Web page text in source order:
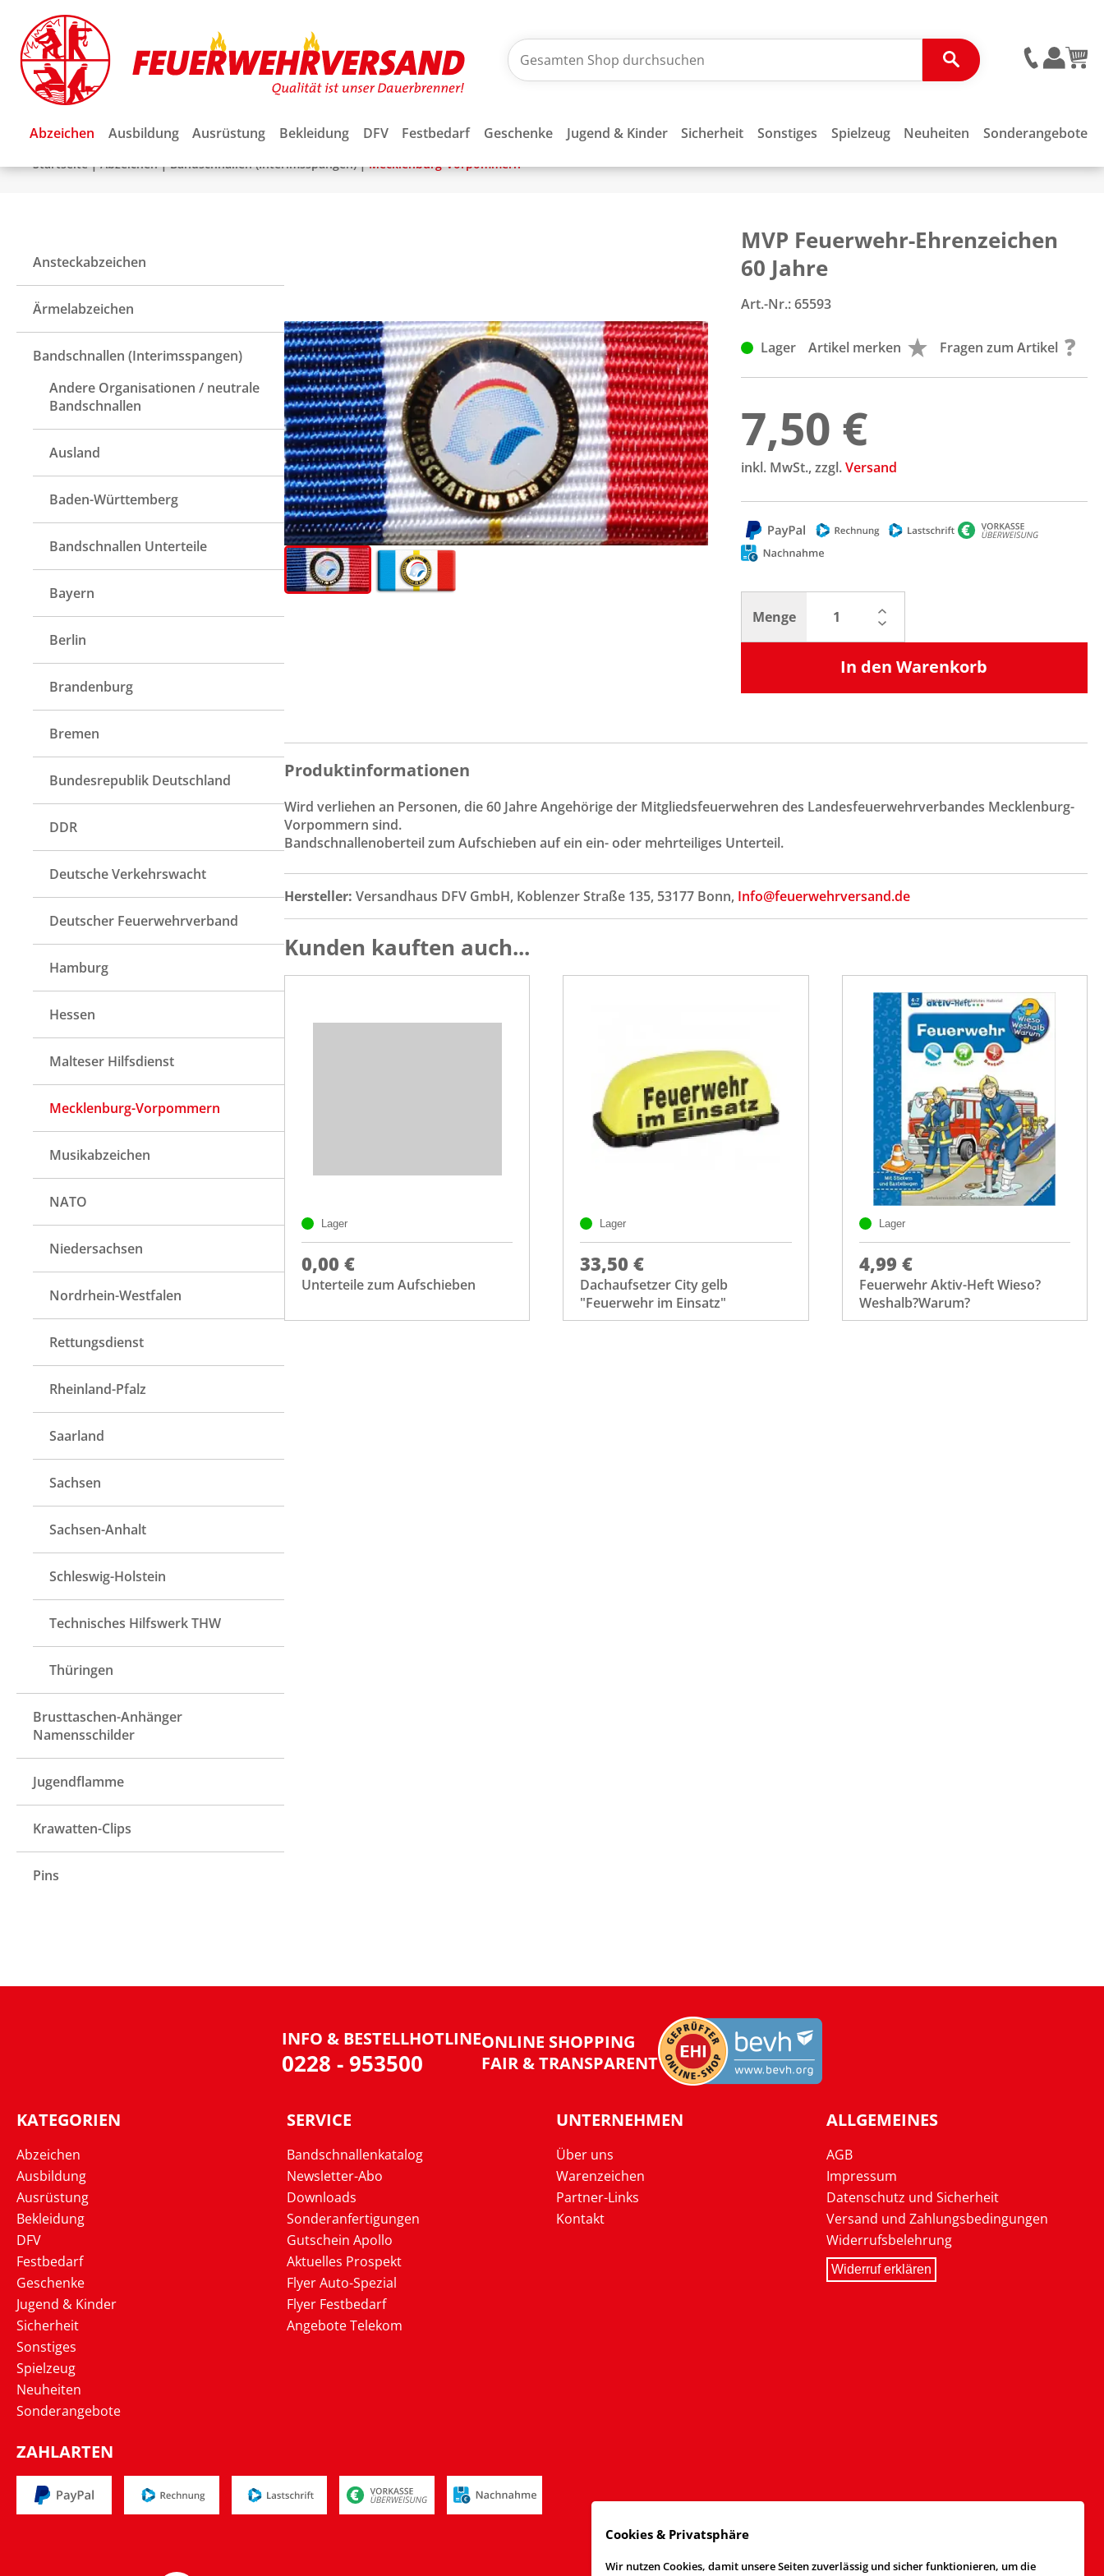
Abzeichen Ausbildung Ausrüstung Bekleidung DFV Festbedarf Geschenke Jugend & Kinder Sicherheit Sonstiges Spielzeug Neuheiten Sonderangebote
Startseite|Abzeichen|Bandschnallen (Interimsspangen)|Mecklenburg-Vorpommern
Ansteckabzeichen
Ärmelabzeichen
Bandschnallen (Interimsspangen)
Andere Organisationen / neutrale
Bandschnallen
Ausland
Baden-Württemberg
Bandschnallen Unterteile
Bayern
Berlin
Brandenburg
Bremen
Bundesrepublik Deutschland
DDR
Deutsche Verkehrswacht
Deutscher Feuerwehrverband
Hamburg
Hessen
Malteser Hilfsdienst
Mecklenburg-Vorpommern
Musikabzeichen
NATO
Niedersachsen
Nordrhein-Westfalen
Rettungsdienst
Rheinland-Pfalz
Saarland
Sachsen
Sachsen-Anhalt
Schleswig-Holstein
Technisches Hilfswerk THW
Thüringen
Brusttaschen-Anhänger
Namensschilder
Jugendflamme
Krawatten-Clips
Pins
MVP Feuerwehr-Ehrenzeichen
60 Jahre
Art.-Nr.:65593
Lager Artikel merken Fragen zum Artikel
7,50 €
inkl. MwSt., zzgl.Versand
Menge
In den Warenkorb
Produktinformationen
Wird verliehen an Personen, die 60 Jahre Angehörige der Mitgliedsfeuerwehren des Landesfeuerwehrverbandes Mecklenburg-
Vorpommern sind.
Bandschnallenoberteil zum Aufschieben auf ein ein- oder mehrteiliges Unterteil.
Hersteller: Versandhaus DFV GmbH, Koblenzer Straße 135, 53177 Bonn, Info@feuerwehrversand.de
Kunden kauften auch...
Lager
0,00 €
Unterteile zum Aufschieben
Lager
33,50 €
Dachaufsetzer City gelb
"Feuerwehr im Einsatz"
Lager
4,99 €
Feuerwehr Aktiv-Heft Wieso?
Weshalb?Warum?
INFO & BESTELLHOTLINE
0228 - 953500
ONLINE SHOPPING
FAIR & TRANSPARENT
KATEGORIEN
Abzeichen
Ausbildung
Ausrüstung
Bekleidung
DFV
Festbedarf
Geschenke
Jugend & Kinder
Sicherheit
Sonstiges
Spielzeug
Neuheiten
Sonderangebote
SERVICE
Bandschnallenkatalog
Newsletter-Abo
Downloads
Sonderanfertigungen
Gutschein Apollo
Aktuelles Prospekt
Flyer Auto-Spezial
Flyer Festbedarf
Angebote Telekom
UNTERNEHMEN
Über uns
Warenzeichen
Partner-Links
Kontakt
ALLGEMEINES
AGB
Impressum
Datenschutz und Sicherheit
Versand und Zahlungsbedingungen
Widerrufsbelehrung
Widerruf erklären
ZAHLARTEN
Cookies & Privatsphäre
Wir nutzen Cookies, damit unsere Seiten zuverlässig und sicher funktionieren, um die